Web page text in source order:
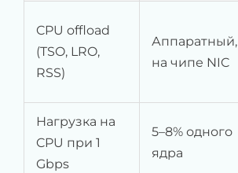
CPU offload
(TSO, LRO,
RSS)
Аппаратный,
на чипе NIC
Нагрузка на
CPU при 1
Gbps
5–8% одного
ядра